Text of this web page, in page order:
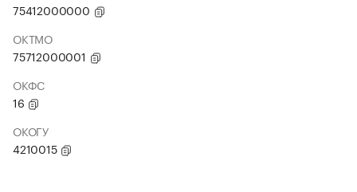
75412000000
ОКТМО
75712000001
ОКФС
16
ОКОГУ
4210015